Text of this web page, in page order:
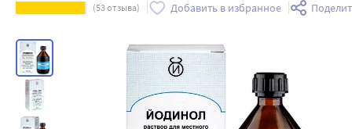
(53отзыва) Добавить в избранное